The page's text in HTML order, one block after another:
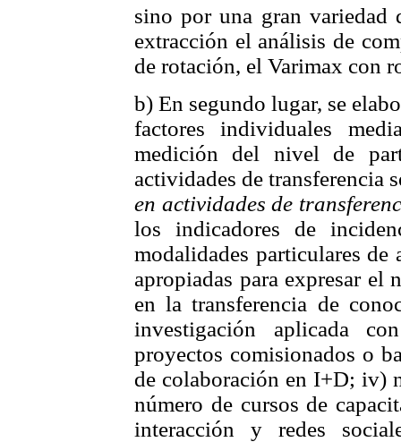
sino por una gran variedad
extracción el análisis de
de rotación, el Varimax con
b) En segundo lugar, se
factores individuales
medición del nivel de
actividades de transferencia
en actividades de
los indicadores de
modalidades particulares de
apropiadas para expresar
en la transferencia de
investigación aplicada
proyectos comisionados o
de colaboración en I+D; iv)
número de cursos de
interacción y redes